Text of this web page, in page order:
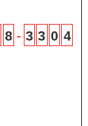
8 - 3 3 0 4